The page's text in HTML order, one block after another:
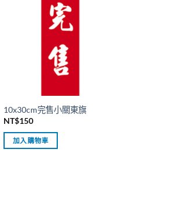
10x30cm完售小關東旗
NT$150
加入購物車